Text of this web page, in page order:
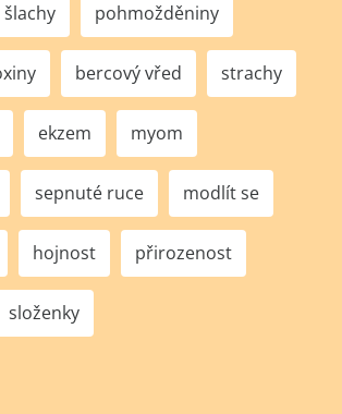
šlachy pohmožděniny
bercový vřed strachy
ekzem myom
sepnuté ruce modlít se
hojnost přirozenost
složenky